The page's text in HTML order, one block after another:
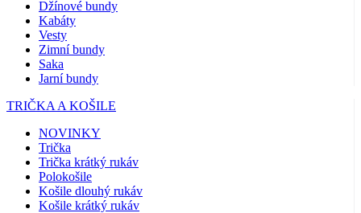
Džínové bundy
Kabáty
Vesty
Zimní bundy
Saka
Jarní bundy
TRIČKA A KOŠILE
NOVINKY
Trička
Trička krátký rukáv
Polokošile
Košile dlouhý rukáv
Košile krátký rukáv